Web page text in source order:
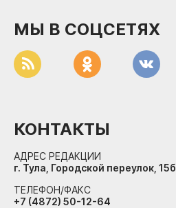
МЫ В СОЦСЕТЯХ
КОНТАКТЫ
АДРЕС РЕДАКЦИИ
г. Тула, Городской переулок, 15б
ТЕЛЕФОН/ФАКС
+7 (4872) 50-12-64